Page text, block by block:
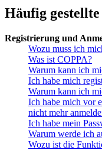
Häufig
Registrierung und
Wozu muss ich
Was ist COPPA?
Warum kann ich
Ich habe mich
Warum kann ich
Ich habe mich vor
nicht mehr
Ich habe mein
Warum werde ich
Wozu ist die